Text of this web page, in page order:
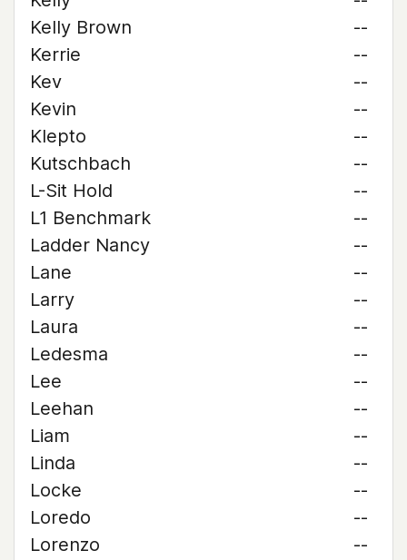
Kelly Brown
--
Kerrie
--
Kev
--
Kevin
--
Klepto
--
Kutschbach
--
L-Sit Hold
--
L1 Benchmark
--
Ladder Nancy
--
Lane
--
Larry
--
Laura
--
Ledesma
--
Lee
--
Leehan
--
Liam
--
Linda
--
Locke
--
Loredo
--
Lorenzo
--